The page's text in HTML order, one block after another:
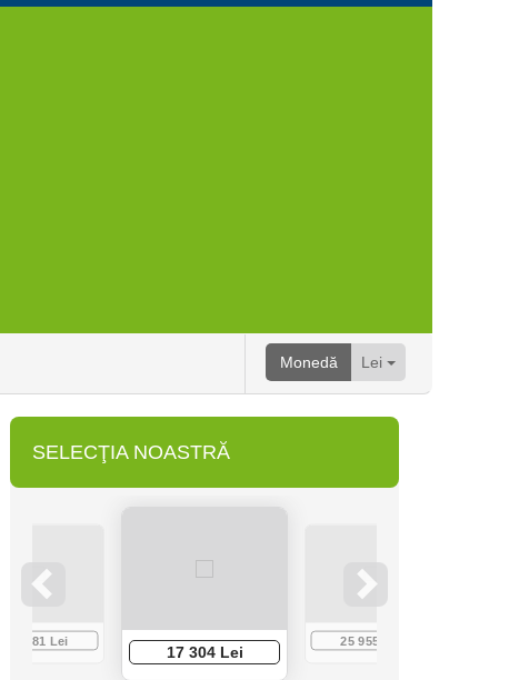
Monedă Lei
SELECŢIA NOASTRĂ
45 881 Lei
17 304 Lei
25 955 Lei